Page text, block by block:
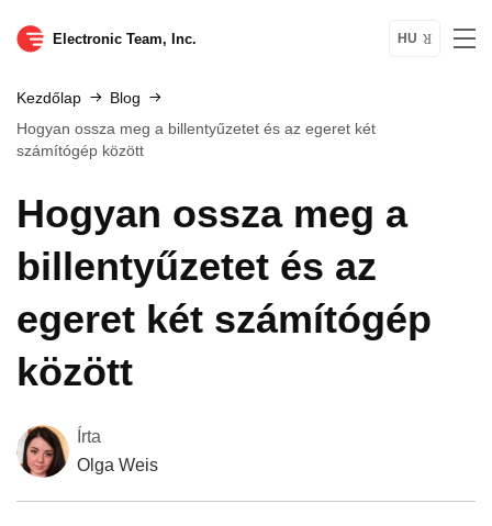
Electronic Team, Inc. HU
Kezdőlap
Blog
Hogyan ossza meg a billentyűzetet és az egeret két
számítógép között
Hogyan ossza meg a
billentyűzetet és az
egeret két számítógép
között
Írta
Olga Weis